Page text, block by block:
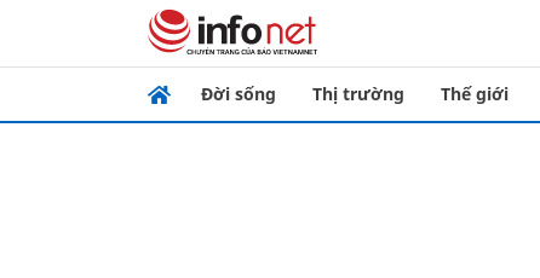
Đời sống Thị trường Thế giới